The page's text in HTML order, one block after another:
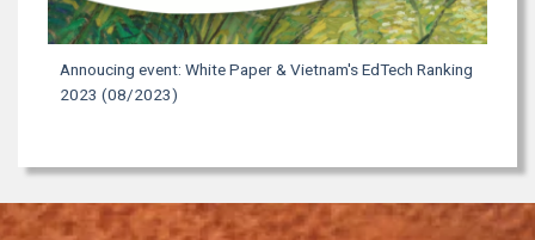
Annoucing event: White Paper & Vietnam's EdTech Ranking
2023 (08/2023)